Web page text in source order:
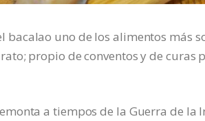
bacalao uno de los alimentos más
propio de conventos y de curas
a tiempos de la Guerra de la